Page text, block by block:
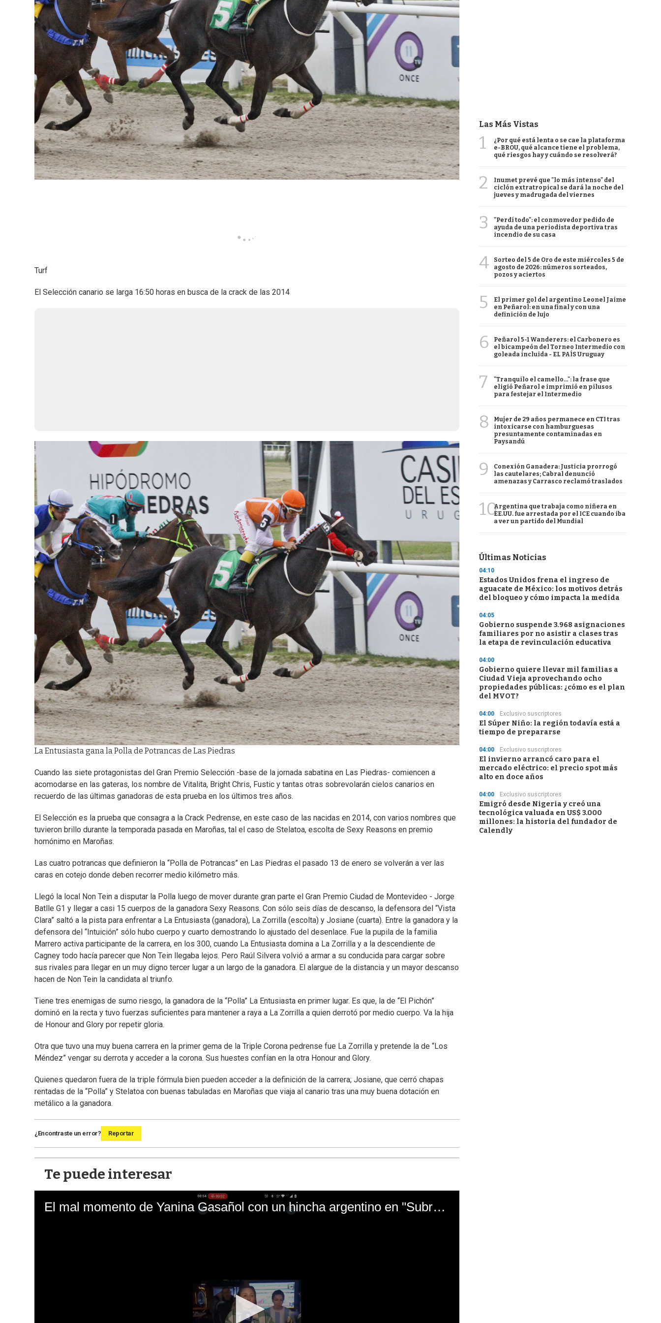
Turf
El Selección canario se larga 16:50 horas en busca de la crack de las 2014
La Entusiasta gana la Polla de Potrancas de Las Piedras
Cuando las siete protagonistas del Gran Premio Selección -base de la jornada sabatina en Las Piedras- comiencen a
acomodarse en las gateras, los nombre de Vitalita, Bright Chris, Fustic y tantas otras sobrevolarán cielos canarios en
recuerdo de las últimas ganadoras de esta prueba en los últimos tres años.
El Selección es la prueba que consagra a la Crack Pedrense, en este caso de las nacidas en 2014, con varios nombres que
tuvieron brillo durante la temporada pasada en Maroñas, tal el caso de Stelatoa, escolta de Sexy Reasons en premio
homónimo en Maroñas.
Las cuatro potrancas que definieron la “Polla de Potrancas” en Las Piedras el pasado 13 de enero se volverán a ver las
caras en cotejo donde deben recorrer medio kilómetro más.
Llegó la local Non Tein a disputar la Polla luego de mover durante gran parte el Gran Premio Ciudad de Montevideo - Jorge
Batlle G1 y llegar a casi 15 cuerpos de la ganadora Sexy Reasons. Con sólo seis días de descanso, la defensora del “Vista
Clara” saltó a la pista para enfrentar a La Entusiasta (ganadora), La Zorrilla (escolta) y Josiane (cuarta). Entre la ganadora y la
defensora del “Intuición” sólo hubo cuerpo y cuarto demostrando lo ajustado del desenlace. Fue la pupila de la familia
Marrero activa participante de la carrera, en los 300, cuando La Entusiasta domina a La Zorrilla y a la descendiente de
Cagney todo hacía parecer que Non Tein llegaba lejos. Pero Raúl Silvera volvió a armar a su conducida para cargar sobre
sus rivales para llegar en un muy digno tercer lugar a un largo de la ganadora. El alargue de la distancia y un mayor descanso
hacen de Non Tein la candidata al triunfo.
Tiene tres enemigas de sumo riesgo, la ganadora de la “Polla” La Entusiasta en primer lugar. Es que, la de “El Pichón”
dominó en la recta y tuvo fuerzas suficientes para mantener a raya a La Zorrilla a quien derrotó por medio cuerpo. Va la hija
de Honour and Glory por repetir gloria.
Otra que tuvo una muy buena carrera en la primer gema de la Triple Corona pedrense fue La Zorrilla y pretende la de “Los
Méndez” vengar su derrota y acceder a la corona. Sus huestes confían en la otra Honour and Glory.
Quienes quedaron fuera de la triple fórmula bien pueden acceder a la definición de la carrera; Josiane, que cerró chapas
rentadas de la “Polla” y Stelatoa con buenas tabuladas en Maroñas que viaja al canario tras una muy buena dotación en
metálico a la ganadora.
¿Encontraste un error? Reportar
Te puede interesar
El mal momento de Yanina Gasañol con un hincha argentino en "Subrayado"
Las Más Vistas
1
¿Por qué está lenta o se cae la plataforma
e-BROU, qué alcance tiene el problema,
qué riesgos hay y cuándo se resolverá?
2
Inumet prevé que "lo más intenso" del
ciclón extratropical se dará la noche del
jueves y madrugada del viernes
3
"Perdí todo": el conmovedor pedido de
ayuda de una periodista deportiva tras
incendio de su casa
4
Sorteo del 5 de Oro de este miércoles 5 de
agosto de 2026: números sorteados,
pozos y aciertos
5
El primer gol del argentino Leonel Jaime
en Peñarol: en una final y con una
definición de lujo
6
Peñarol 5-1 Wanderers: el Carbonero es
el bicampeón del Torneo Intermedio con
goleada incluida - EL PAÍS Uruguay
7
"Tranquilo el camello...": la frase que
eligió Peñarol e imprimió en pilusos
para festejar el Intermedio
8
Mujer de 29 años permanece en CTI tras
intoxicarse con hamburguesas
presuntamente contaminadas en
Paysandú
9
Conexión Ganadera: Justicia prorrogó
las cautelares; Cabral denunció
amenazas y Carrasco reclamó traslados
10Argentina que trabaja como niñera en
EE.UU. fue arrestada por el ICE cuando iba
a ver un partido del Mundial
Últimas Noticias
04:10
Estados Unidos frena el ingreso de
aguacate de México: los motivos detrás
del bloqueo y cómo impacta la medida
04:05
Gobierno suspende 3.968 asignaciones
familiares por no asistir a clases tras
la etapa de revinculación educativa
04:00
Gobierno quiere llevar mil familias a
Ciudad Vieja aprovechando ocho
propiedades públicas: ¿cómo es el plan
del MVOT?
04:00 Exclusivo suscriptores
El Súper Niño: la región todavía está a
tiempo de prepararse
04:00 Exclusivo suscriptores
El invierno arrancó caro para el
mercado eléctrico: el precio spot más
alto en doce años
04:00 Exclusivo suscriptores
Emigró desde Nigeria y creó una
tecnológica valuada en US$ 3.000
millones: la historia del fundador de
Calendly